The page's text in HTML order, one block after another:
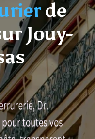
de
Jouy-